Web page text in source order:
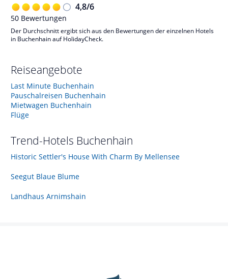
4,8/6
50 Bewertungen
Der Durchschnitt ergibt sich aus den Bewertungen der einzelnen Hotels
in Buchenhain auf HolidayCheck.
Reiseangebote
Last Minute Buchenhain
Pauschalreisen Buchenhain
Mietwagen Buchenhain
Flüge
Trend-Hotels Buchenhain
Historic Settler's House With Charm By Mellensee
Seegut Blaue Blume
Landhaus Arnimshain